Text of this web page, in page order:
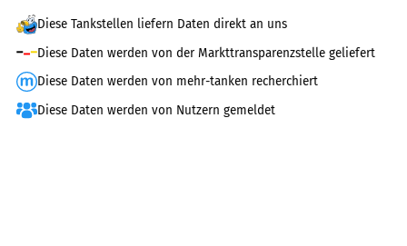
Diese Tankstellen liefern Daten direkt an uns
Diese Daten werden von der Markttransparenzstelle geliefert
Diese Daten werden von mehr-tanken recherchiert
Diese Daten werden von Nutzern gemeldet